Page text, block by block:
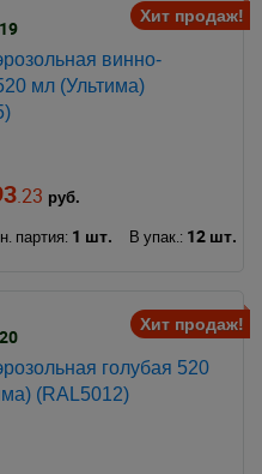
Хит продаж!
винно-
мл (Ультима)
.23 руб.
партия: 1 шт. В упак.: 12 шт.
Хит продаж!
голубая 520
(RAL5012)